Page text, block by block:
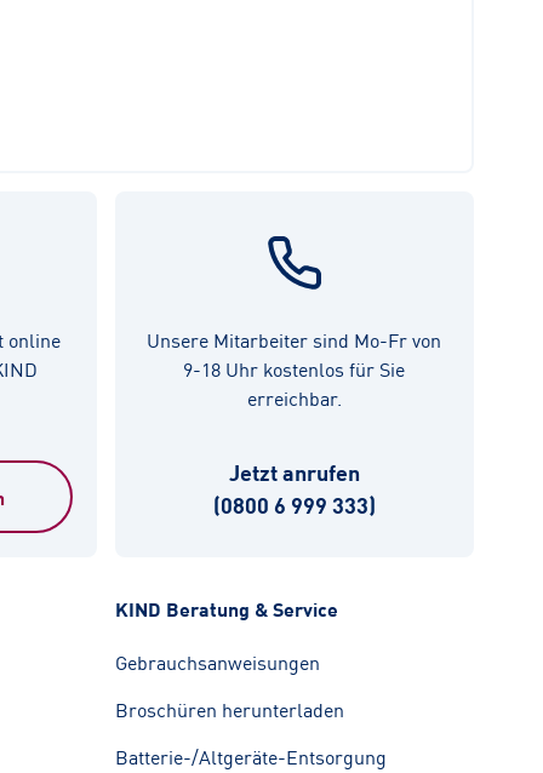
online
Unsere Mitarbeiter sind Mo-Fr von
9-18 Uhr kostenlos für Sie
erreichbar.
Jetzt anrufen
(0800 6 999 333)
KIND Beratung & Service
Gebrauchsanweisungen
Broschüren herunterladen
Batterie-/Altgeräte-Entsorgung